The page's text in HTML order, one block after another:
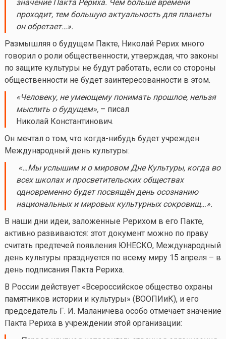
значение Пакта Рериха. Чем больше времени
проходит, тем большую актуальность для планеты
он обретает…».
Размышляя о будущем Пакте, Николай Рерих много
говорил о роли общественности, утверждая, что законы
по защите культуры не будут работать, если со стороны
общественности не будет заинтересованности в этом.
«Человеку, не умеющему понимать прошлое, нельзя
мыслить о будущем»,– писал
Николай Константинович.
Он мечтал о том, что когда-нибудь будет учрежден
Международный день культуры:
«…Мы услышим и о мировом Дне Культуры, когда во
всех школах и просветительских обществах
одновременно будет посвящён день осознанию
национальных и мировых культурных сокровищ…».
В наши дни идеи, заложенные Рерихом в его Пакте,
активно развиваются: этот документ можно по праву
считать предтечей появления ЮНЕСКО, Международный
день культуры празднуется по всему миру 15 апреля – в
день подписания Пакта Рериха.
В России действует «Всероссийское общество охраны
памятников истории и культуры» (ВООПИиК), и его
председатель Г. И. Маланичева особо отмечает значение
Пакта Рериха в учреждении этой организации: